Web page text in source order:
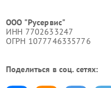
ООО "Русервис"
ИНН 7702633247
ОГРН 1077746335776
Поделиться в соц. сетях: